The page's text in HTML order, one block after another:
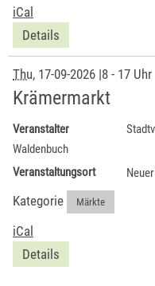
iCal
Details
Thu, 17-09-2026 |8 - 17 Uhr
Krämermarkt
Veranstalter
Waldenbuch
Veranstaltungsort
Kategorie Märkte
iCal
Details